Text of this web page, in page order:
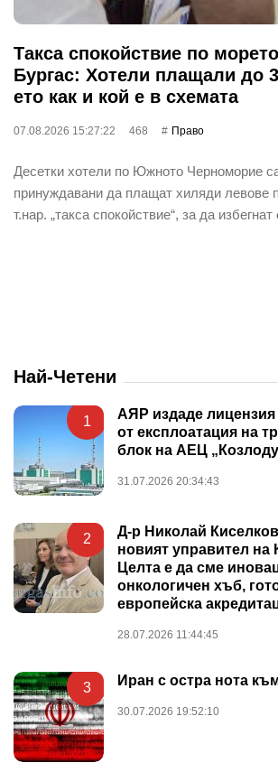
Такса спокойствие по
Бургас: Хотели плащали до
ето как и кой е в схемата
07.08.2026 15:27:22 468 Право
Десетки хотели по Южното Черноморие
принуждавани да плащат хиляди левове
т.нар. „такса спокойствие“, за да
Най-Четени
1
АЯР издаде лицензия
от експлоатация на
блок на АЕЦ
31.07.2026 20:34:43
2
Д-р Николай
новият управител на
Целта е да сме
онкологичен хъб,
европейска
28.07.2026 11:44:45
3 Иран с остра нота
30.07.2026 19:52:10